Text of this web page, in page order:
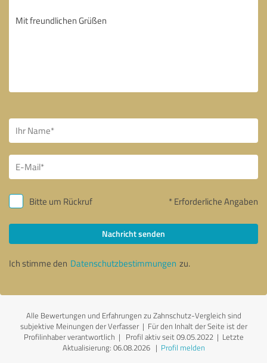
Bitte um Rückruf * Erforderliche Angaben
Nachricht senden
Ich stimme den Datenschutzbestimmungen zu.
Alle Bewertungen und Erfahrungen zu Zahnschutz-Vergleich sind
subjektive Meinungen der Verfasser | Für den Inhalt der Seite ist der
Profilinhaber verantwortlich | Profil aktiv seit 09.05.2022 | Letzte
Aktualisierung: 06.08.2026| Profil melden